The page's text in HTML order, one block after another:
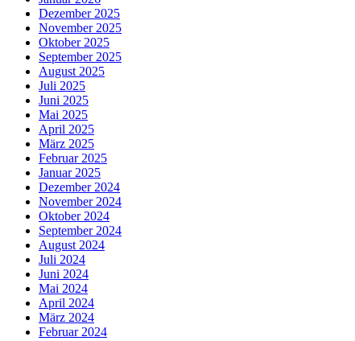
Dezember 2025
November 2025
Oktober 2025
September 2025
August 2025
Juli 2025
Juni 2025
Mai 2025
April 2025
März 2025
Februar 2025
Januar 2025
Dezember 2024
November 2024
Oktober 2024
September 2024
August 2024
Juli 2024
Juni 2024
Mai 2024
April 2024
März 2024
Februar 2024